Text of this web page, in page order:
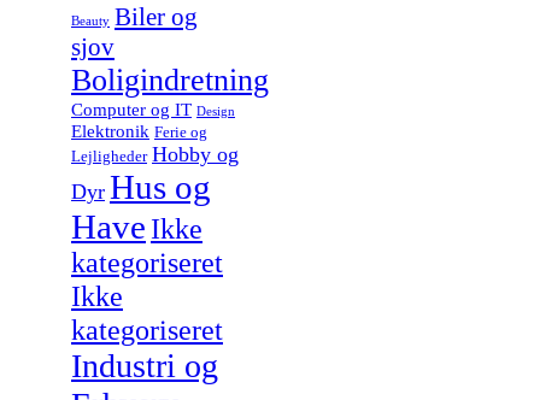
Beauty Biler og
sjov
Boligindretning
Computer og IT Design
Elektronik Ferie og
Lejligheder Hobby og
Dyr Hus og
Have Ikke
kategoriseret
Ikke
kategoriseret
Industri og